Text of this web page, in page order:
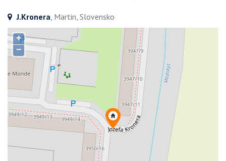
J.Kronera, Martin, Slovensko
+
−